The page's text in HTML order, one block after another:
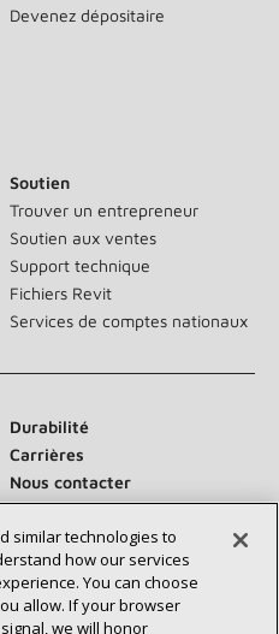
Devenez dépositaire
Soutien
Trouver un entrepreneur
Soutien aux ventes
Support technique
Fichiers Revit
Services de comptes nationaux
Durabilité
Carrières
Nous contacter
similar technologies to
how our services
You can choose
allow. If your browser
we will honor